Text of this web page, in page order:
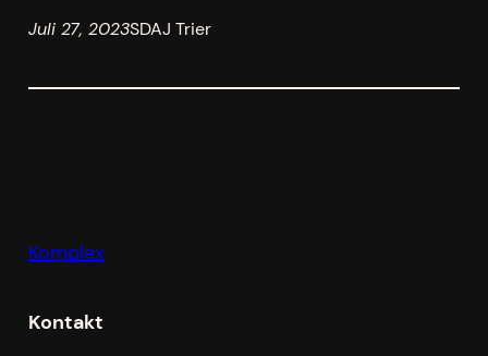
Juli 27, 2023SDAJ Trier
Komplex
Kontakt